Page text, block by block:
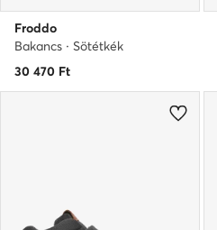
Froddo
Bakancs · Sötétkék
30 470 Ft